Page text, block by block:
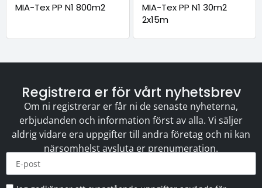
MIA-Tex PP N1 800m2
MIA-Tex PP N1 30m2
2x15m
Registrera er för vårt nyhetsbrev
Om ni registrerar er får ni de senaste nyheterna,
erbjudanden och information först av alla. Vi säljer
aldrig vidare era uppgifter till andra företag och ni kan
närsomhelst avsluta er prenumeration.